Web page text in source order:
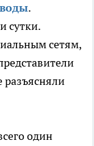
.
сутки.
сетям,
один